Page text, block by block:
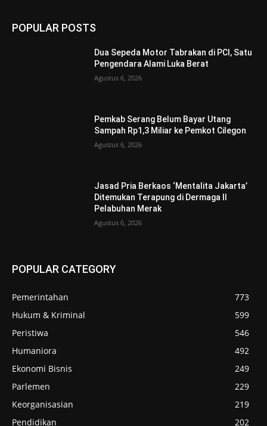
POPULAR POSTS
Dua Sepeda Motor Tabrakan di PCI, Satu
Pengendara Alami Luka Berat
Agustus 6, 2026
Pemkab Serang Belum Bayar Utang
Sampah Rp1,3 Miliar ke Pemkot Cilegon
Agustus 6, 2026
Jasad Pria Berkaos ‘Mentalita Jakarta’
Ditemukan Terapung di Dermaga II
Pelabuhan Merak
Agustus 6, 2026
POPULAR CATEGORY
Pemerintahan
773
Hukum & Kriminal
599
Peristiwa
546
Humaniora
492
Ekonomi Bisnis
249
Parlemen
229
Keorganisasian
219
Pendidikan
202